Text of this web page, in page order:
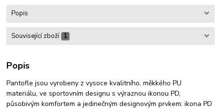
Popis
Související zboží 1
Popis
Pantofle jsou vyrobeny z vysoce kvalitního, měkkého PU
materiálu, ve sportovním designu s výraznou ikonou PD,
působivým komfortem a jedinečným designovým prvkem: ikona PD